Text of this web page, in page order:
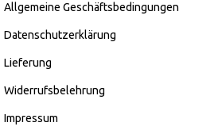
Allgemeine Geschäftsbedingungen
Datenschutzerklärung
Lieferung
Widerrufsbelehrung
Impressum